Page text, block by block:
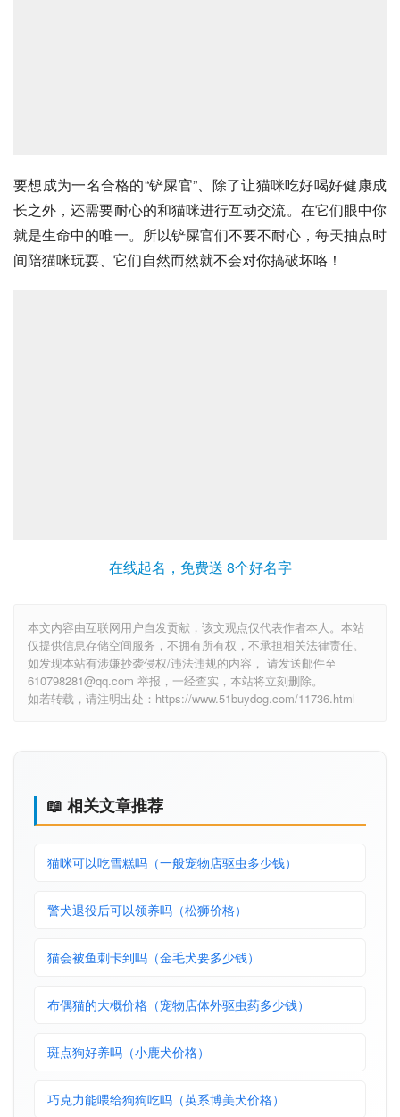
要想成为一名合格的“铲屎官”、除了让猫咪吃好喝好健康成
长之外，还需要耐心的和猫咪进行互动交流。在它们眼中你
就是生命中的唯一。所以铲屎官们不要不耐心，每天抽点时
间陪猫咪玩耍、它们自然而然就不会对你搞破坏咯！
在线起名，免费送 8个好名字
本文内容由互联网用户自发贡献，该文观点仅代表作者本人。本站
仅提供信息存储空间服务，不拥有所有权，不承担相关法律责任。
如发现本站有涉嫌抄袭侵权/违法违规的内容， 请发送邮件至
610798281@qq.com 举报，一经查实，本站将立刻删除。
如若转载，请注明出处：https://www.51buydog.com/11736.html
📖 相关文章推荐
猫咪可以吃雪糕吗（一般宠物店驱虫多少钱）
警犬退役后可以领养吗（松狮价格）
猫会被鱼刺卡到吗（金毛犬要多少钱）
布偶猫的大概价格（宠物店体外驱虫药多少钱）
斑点狗好养吗（小鹿犬价格）
巧克力能喂给狗狗吃吗（英系博美犬价格）